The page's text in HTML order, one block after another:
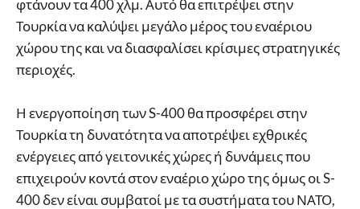
φτάνουν τα 400 χλμ. Αυτό θα επιτρέψει στην
Τουρκία να καλύψει μεγάλο μέρος του εναέριου
χώρου της και να διασφαλίσει κρίσιμες στρατηγικές
περιοχές.
Η ενεργοποίηση των S-400 θα προσφέρει στην
Τουρκία τη δυνατότητα να αποτρέψει εχθρικές
ενέργειες από γειτονικές χώρες ή δυνάμεις που
επιχειρούν κοντά στον εναέριο χώρο της όμως οι S-
400 δεν είναι συμβατοί με τα συστήματα του ΝΑΤΟ,